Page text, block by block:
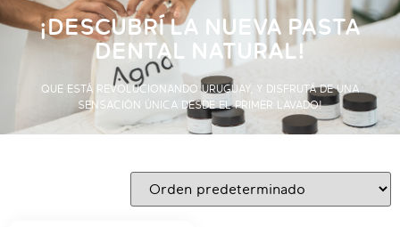
¡DESCUBRÍ LA NUEVA PASTA
DENTAL NATURAL!
QUE ESTÁ REVOLUCIONANDO URUGUAY, Y DISFRUTÁ DE UNA
SENSACIÓN ÚNICA DESDE EL PRIMER LAVADO!